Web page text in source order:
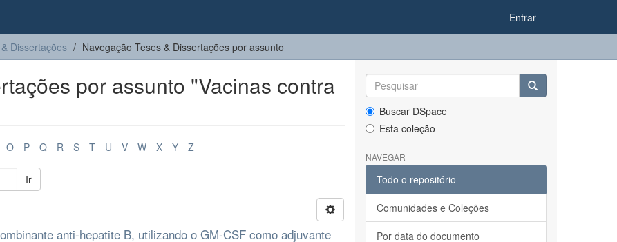
Entrar
Dissertações Navegação Teses & Dissertações por assunto
por assunto "Vacinas contra
O P Q R S T U V W X Y Z
Ir
anti-hepatite B, utilizando o GM-CSF como adjuvante
Buscar DSpace
Esta coleção
NAVEGAR
Todo o repositório
Comunidades e Coleções
Por data do documento